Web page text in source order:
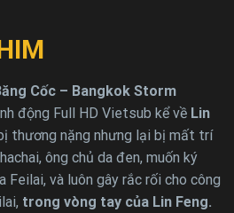
Cốc – Bangkok Storm
động Full HD Vietsub kể về Lin
thương nặng nhưng lại bị mất trí
ông chủ da đen, muốn ký
và luôn gây rắc rối cho công
trong vòng tay của Lin Feng.